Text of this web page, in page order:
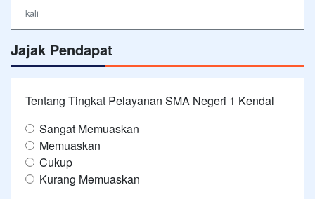
kali
Jajak Pendapat
Tentang Tingkat Pelayanan SMA Negeri 1 Kendal
Sangat Memuaskan
Memuaskan
Cukup
Kurang Memuaskan